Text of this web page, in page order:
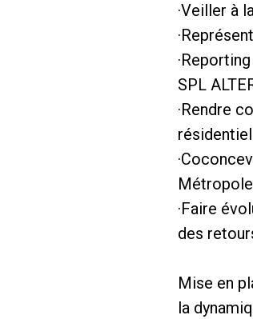
·Veiller à
SPL
·Rendre
résidentiel
Métropole
·Faire
des
Mise en
la